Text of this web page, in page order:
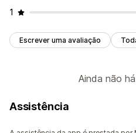
1
Escrever uma avaliação
Ainda não
Assistência